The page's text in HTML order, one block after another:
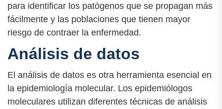
para identificar los patógenos que se propagan más
fácilmente y las poblaciones que tienen mayor
riesgo de contraer la enfermedad.
Análisis de datos
El análisis de datos es otra herramienta esencial en
la epidemiología molecular. Los epidemiólogos
moleculares utilizan diferentes técnicas de análisis